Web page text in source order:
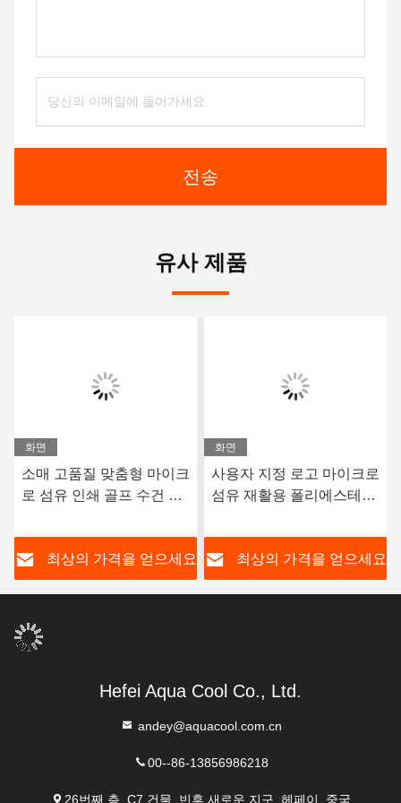
전송
유사 제품
화면
소매 고품질 맞춤형 마이크
로 섬유 인쇄 골프 수건 세
최상의 가격을 얻으세요
화면
사용자 지정 로고 마이크로
섬유 재활용 폴리에스테르
수건
최상의 가격을 얻으세요
Hefei Aqua Cool Co., Ltd.
andey@aquacool.com.cn
00--86-13856986218
26번째 층, C7 건물, 빈후 새로운 지구, 헤페이, 중국